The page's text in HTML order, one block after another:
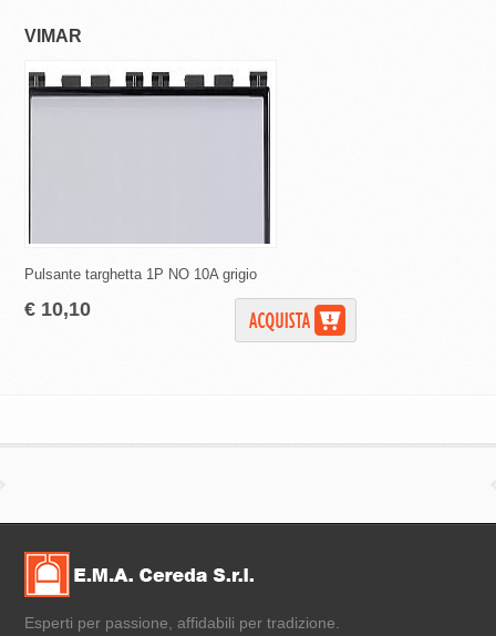
VIMAR
Pulsante targhetta 1P NO 10A grigio
€ 10,10
Esperti per passione, affidabili per tradizione.